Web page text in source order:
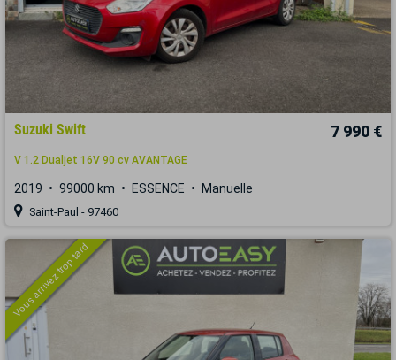
Suzuki Swift 7 990 €
V 1.2 Dualjet 16V 90 cv AVANTAGE
2019 99000 km ESSENCE Manuelle
Saint-Paul - 97460
Vous arrivez trop tard